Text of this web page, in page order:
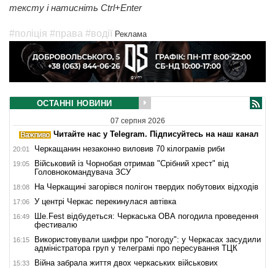
тексту і натисніть Ctrl+Enter
#поліція #права #водії Реклама
ОСТАННІ НОВИНИ
07 серпня 2026
Читайте нас у Telegram. Підписуйтесь на наш канал
20:01 Черкащанин незаконно виловив 70 кілограмів риби
19:05
Військовий із Чорнобая отримав "Срібний хрест" від
Головнокомандувача ЗСУ
18:08 На Черкащині загорівся полігон твердих побутових відходів
17:06 У центрі Черкас перекинулася автівка
16:49
Ше.Fest відбудеться: Черкаська ОВА погодила проведення
фестивалю
16:15
Використовували шифри про "погоду": у Черкасах засудили
адміністратора груп у телеграмі про пересування ТЦК
15:33 Війна забрала життя двох черкаських військових